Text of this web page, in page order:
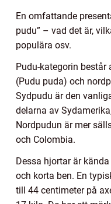
En omfattande
pudu” – vad det är,
populära osv.
Pudu-kategorin består
(Pudu puda) och
Sydpudu är den
delarna av
Nordpudun är mer
och Colombia.
Dessa hjortar är
och korta ben. En
till 44 centimeter på